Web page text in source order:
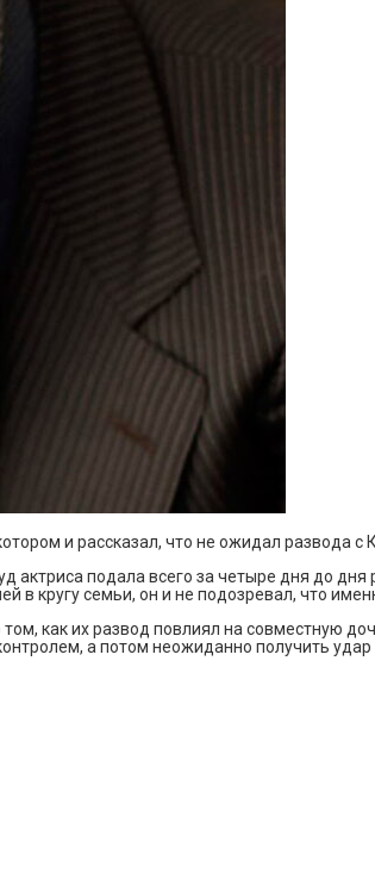
и рассказал, что не ожидал развода с
актриса подала всего за четыре дня до
кругу семьи, он и не подозревал, что
как их развод повлиял на совместную
а потом неожиданно получить